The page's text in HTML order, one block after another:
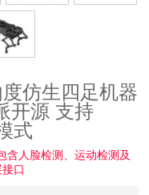
仿生四足机器
开源 支持
式
含人脸检测、运动检测及
口